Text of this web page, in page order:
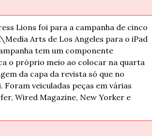
Lions foi para a campanha de cinco
Arts de Los Angeles para o iPad
tem um componente
o próprio meio ao colocar na quarta
da capa da revista só que no
Foram veiculadas peças em várias
Wired Magazine, New Yorker e